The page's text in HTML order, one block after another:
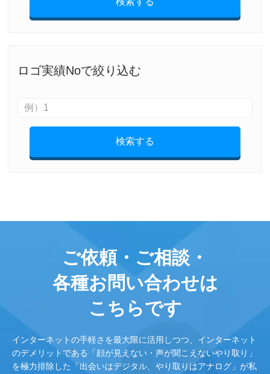
ロゴ実績Noで絞り込む
検索する
ご依頼・ご相談・
各種お問い合わせは
こちらです
インターネットの手軽さを最大限に活用しつつ、インターネット
のデメリットである「顔が見えない・声が聞こえないやり取り」
を極力排除した「出会いはデジタル、やり取りはアナログ」が私